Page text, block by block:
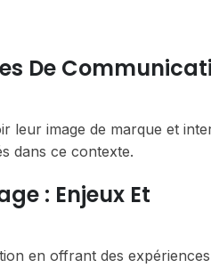
De
leur image de marque et
dans ce contexte.
: Enjeux Et
en offrant des expériences